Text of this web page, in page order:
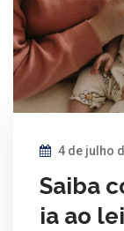
4 de julho
Saiba
ia ao